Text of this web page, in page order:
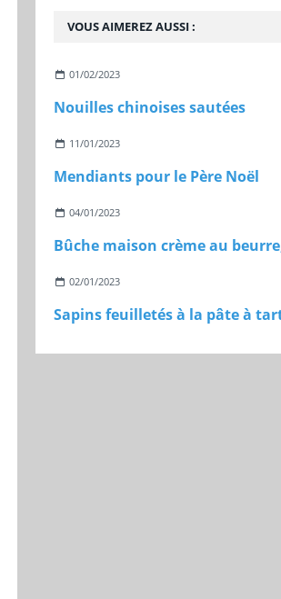
VOUS AIMEREZ AUSSI :
01/02/2023
Nouilles chinoises sautées
11/01/2023
Mendiants pour le Père Noël
04/01/2023
02/01/2023